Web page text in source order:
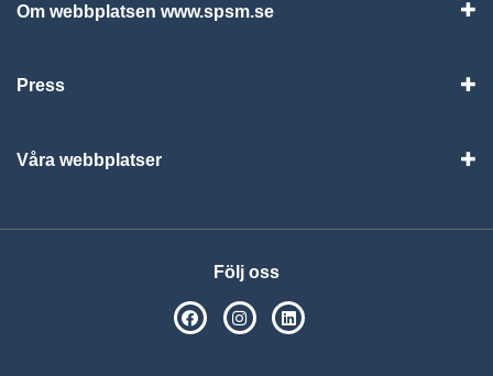
Om webbplatsen www.spsm.se
Press
Våra webbplatser
Följ oss
SPSM på Facebook
SPSM på Instagram